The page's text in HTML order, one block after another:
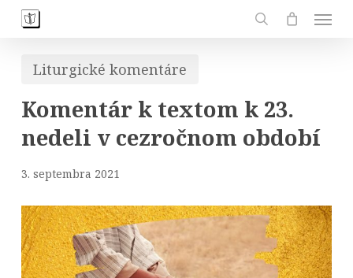
Skip
contentLiturgické komentáre
Komentár k textom k 23.
nedeli v cezročnom období
3. septembra 2021